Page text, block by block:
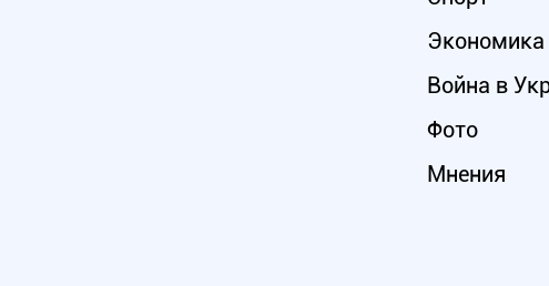
Экономика
Война в
Фото
Мнения